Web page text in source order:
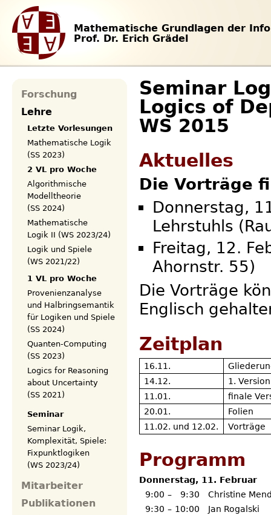
Mathematische Grundlagen der
Prof. Dr. Erich Grädel
Seminar
Logics of
WS 2015
Aktuelles
Die Vorträge
Donnerstag,
Lehrstuhls
Freitag, 12.
Ahornstr. 55)
Die Vorträge
Englisch
Zeitplan
16.11.
14.12.
1.
11.01.
finale
20.01.
Folien
11.02. und 12.02.
Vorträge
Programm
Donnerstag, 11. Februar
9:00 – 9:30
Christine
9:30 – 10:00
Jan Rogalski
Forschung
Lehre
Letzte Vorlesungen
Mathematische Logik
(SS 2023)
2 VL pro Woche
Algorithmische
Modelltheorie
(SS 2024)
Mathematische
Logik II (WS 2023/24)
Logik und Spiele
(WS 2021/22)
1 VL pro Woche
Provenienzanalyse
und Halbringsemantik
für Logiken und Spiele
(SS 2024)
Quanten-Computing
(SS 2023)
Logics for Reasoning
about Uncertainty
(SS 2021)
Seminar
Seminar Logik,
Komplexität, Spiele:
Fixpunktlogiken
(WS 2023/24)
Mitarbeiter
Publikationen